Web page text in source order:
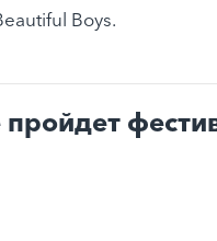
Boys.